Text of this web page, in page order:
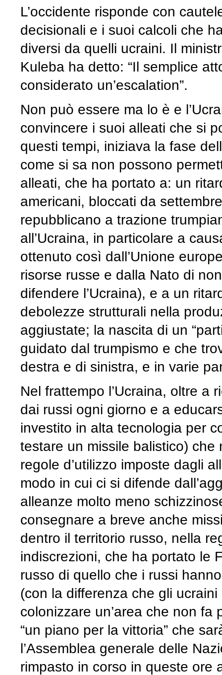
L’occidente risponde con
decisionali e i suoi calcoli che
diversi da quelli ucraini. Il
Kuleba ha detto: “Il semplice
considerato un’escalation”.
Non può essere ma lo è e
convincere i suoi alleati che si
questi tempi, iniziava la fase
come si sa non possono
alleati, che ha portato a: un
americani, bloccati da
repubblicano a trazione
all’Ucraina, in particolare a
ottenuto così dall’Unione
risorse russe e dalla Nato di
difendere l’Ucraina), e a un
debolezze strutturali nella
aggiustate; la nascita di un
guidato dal trumpismo e che
destra e di sinistra, e in varie
Nel frattempo l’Ucraina, oltre a
dai russi ogni giorno e a
investito in alta tecnologia per
testare un missile balistico)
regole d’utilizzo imposte dagli
modo in cui ci si difende
alleanze molto meno
consegnare a breve anche
dentro il territorio russo, nella
indiscrezioni, che ha portato le
russo di quello che i russi
(con la differenza che gli
colonizzare un’area che non
“un piano per la vittoria” che
l’Assemblea generale delle
rimpasto in corso in queste ore